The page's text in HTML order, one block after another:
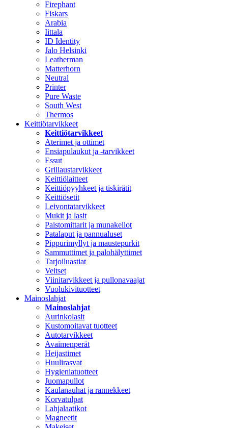
Firephant
Fiskars
Arabia
Iittala
ID Identity
Jalo Helsinki
Leatherman
Matterhorn
Neutral
Printer
Pure Waste
South West
Thermos
Keittiötarvikkeet
Keittiötarvikkeet
Aterimet ja ottimet
Ensiapulaukut ja -tarvikkeet
Essut
Grillaustarvikkeet
Keittiölaitteet
Keittiöpyyhkeet ja tiskirätit
Keittiösetit
Leivontatarvikkeet
Mukit ja lasit
Paistomittarit ja munakellot
Patalaput ja pannualuset
Pippurimyllyt ja maustepurkit
Sammuttimet ja palohälyttimet
Tarjoiluastiat
Veitset
Viinitarvikkeet ja pullonavaajat
Vuolukivituotteet
Mainoslahjat
Mainoslahjat
Aurinkolasit
Kustomoitavat tuotteet
Autotarvikkeet
Avaimenperät
Heijastimet
Huulirasvat
Hygieniatuotteet
Juomapullot
Kaulanauhat ja rannekkeet
Korvatulpat
Lahjalaatikot
Magneetit